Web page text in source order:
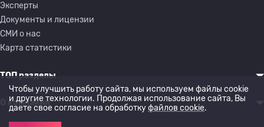
Эксперты
Документы и лицензии
СМИ о нас
Карта статистики
ТОП разделы
О компании
Чтобы улучшить работу сайта, мы используем файлы cookie
и другие технологии. Продолжая использование сайта, Вы
даете свое согласие на обработкуфайлов cookie.